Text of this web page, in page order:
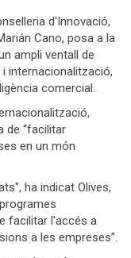
d'Innovació,
Cano, posa a la
ampli ventall de
internacionalització,
comercial.
de “facilitar
en un món
ha indicat Olives,
facilitar l'accés a
a les empreses”.